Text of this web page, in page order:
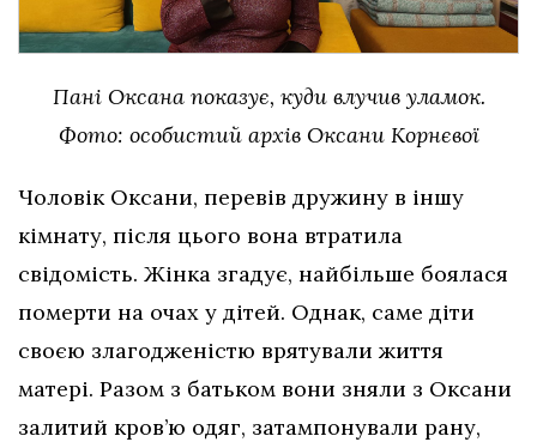
Пані Оксана показує, куди влучив уламок.
Фото: особистий архів Оксани Корнєвої
Чоловік Оксани, перевів дружину в іншу
кімнату, після цього вона втратила
свідомість. Жінка згадує, найбільше боялася
померти на очах у дітей. Однак, саме діти
своєю злагодженістю врятували життя
матері. Разом з батьком вони зняли з Оксани
залитий кров’ю одяг, затампонували рану,